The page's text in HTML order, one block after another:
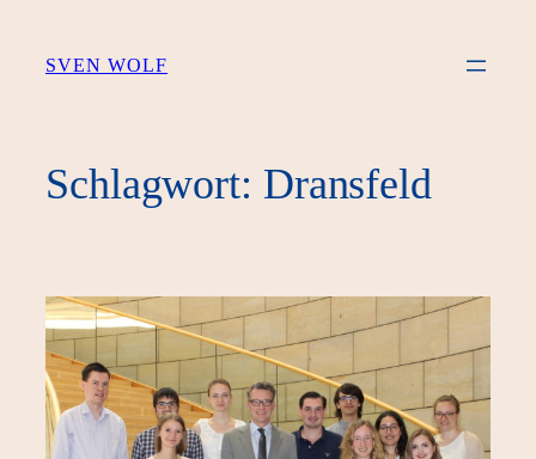
Inhalt
SVEN WOLF
Schlagwort: Dransfeld